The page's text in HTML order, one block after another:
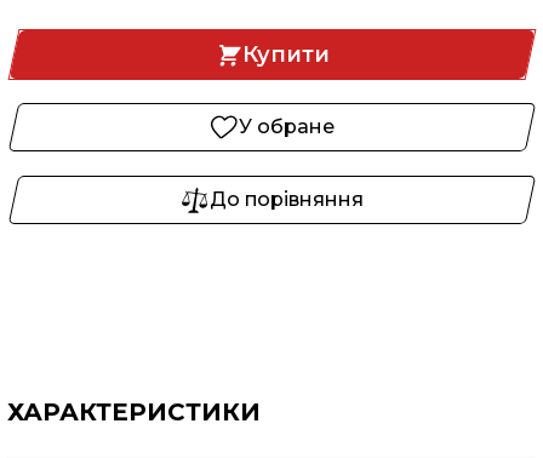
Купити
У обране
До порівняння
ХАРАКТЕРИСТИКИ